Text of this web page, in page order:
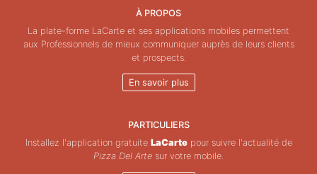
À PROPOS
La plate-forme LaCarte et ses applications mobiles permettent
aux Professionnels de mieux communiquer auprès de leurs clients
et prospects.
En savoir plus
PARTICULIERS
Installez l'application gratuite LaCartepour suivre l'actualité de
Pizza Del Arte sur votre mobile.